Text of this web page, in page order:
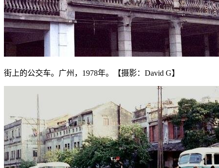
街上的公交车。广州，1978年。【摄影：David G】